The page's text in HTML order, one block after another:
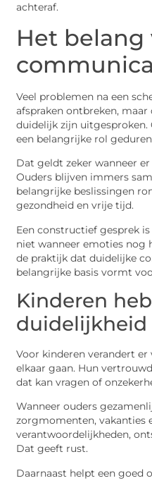
achteraf.
Het belang
Veel problemen na een
afspraken ontbreken,
duidelijk zijn
een belangrijke rol
Dat geldt zeker wanneer
Ouders blijven immers
belangrijke beslissingen
gezondheid en vrije tijd.
Een constructief gesprek
niet wanneer emoties nog
de praktijk dat duidelijke
belangrijke basis vormt
Kinderen
duidelijkheid
Voor kinderen verandert er
elkaar gaan. Hun
dat kan vragen of
Wanneer ouders
zorgmomenten, vakanties
verantwoordelijkheden,
Dat geeft rust.
Daarnaast helpt een goed